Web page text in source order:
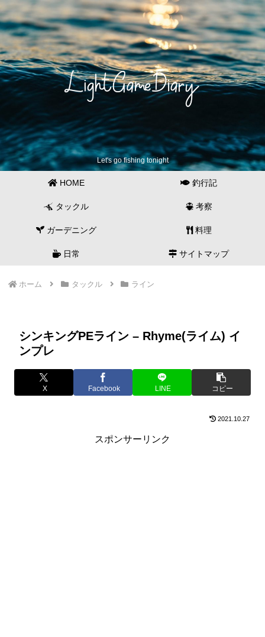
Let's go fishing tonight
HOME 釣行記
タックル 考察
ガーデニング 料理
日常 サイトマップ
ホーム タックル ライン
シンキングPEライン – Rhyme(ライム) イ
ンプレ
X Facebook LINE コピー
2021.10.27
スポンサーリンク